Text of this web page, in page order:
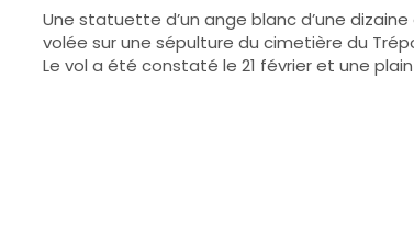
Une statuette d’un ange blanc d’une
volée sur une sépulture du cimetière du
Le vol a été constaté le 21 février et une